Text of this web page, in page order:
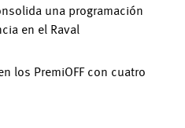
una programación
en el Raval
los PremiOFF con cuatro